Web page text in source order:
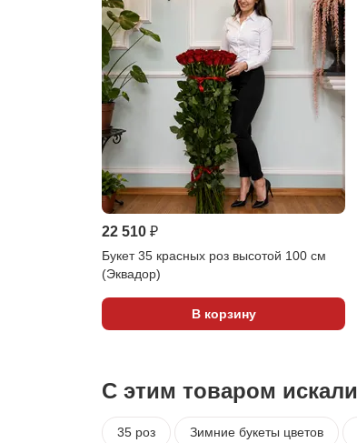
22 510 ₽
Букет 35 красных роз высотой 100 см
(Эквадор)
В корзину
С этим товаром искали
35 роз Зимние букеты цветов